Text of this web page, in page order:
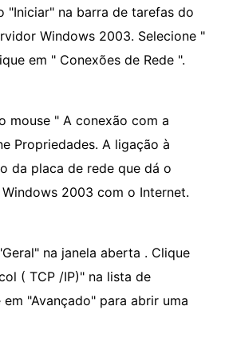
"Iniciar" na barra de tarefas do
Windows 2003. Selecione "
em " Conexões de Rede ".
mouse " A conexão com a
Propriedades. A ligação à
da placa de rede que dá o
2003 com o Internet.
na janela aberta . Clique
( TCP /IP)" na lista de
"Avançado" para abrir uma